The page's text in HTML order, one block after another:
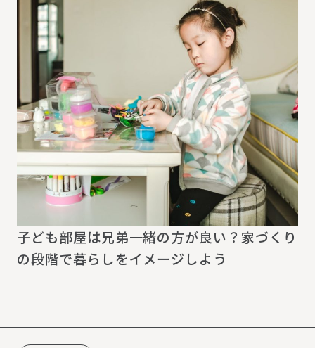
子ども部屋は兄弟一緒の方が良い？家づくり
の段階で暮らしをイメージしよう